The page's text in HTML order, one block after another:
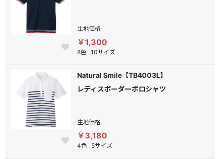
生地価格
￥1,300
8色 10サイズ
Natural Smile【TB4003L】
レディスボーダーポロシャツ
生地価格
￥3,180
4色 5サイズ